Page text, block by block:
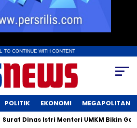
TO CONTINUE WITH CONTENT
POLITIK EKONOMI MEGAPOLITAN
Istri Menteri UMKM Bikin Geger!